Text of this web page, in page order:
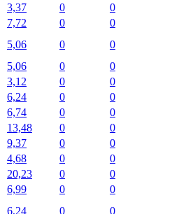
3,37 0
0
7,72 0
0
5,06 0
0
5,06 0
0
3,12 0
0
6,24 0
0
6,74 0
0
13,48 0
0
9,37 0
0
4,68 0
0
20,23 0
0
6,99 0
0
6,24 0
0